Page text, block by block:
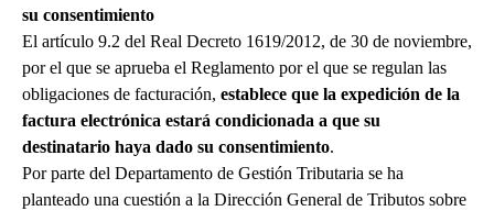
su consentimiento
El artículo 9.2 del Real Decreto 1619/2012, de 30 de noviembre,
por el que se aprueba el Reglamento por el que se regulan las
obligaciones de facturación, establece que la expedición de la
factura electrónica estará condicionada a que su
destinatario haya dado su consentimiento.
Por parte del Departamento de Gestión Tributaria se ha
planteado una cuestión a la Dirección General de Tributos sobre